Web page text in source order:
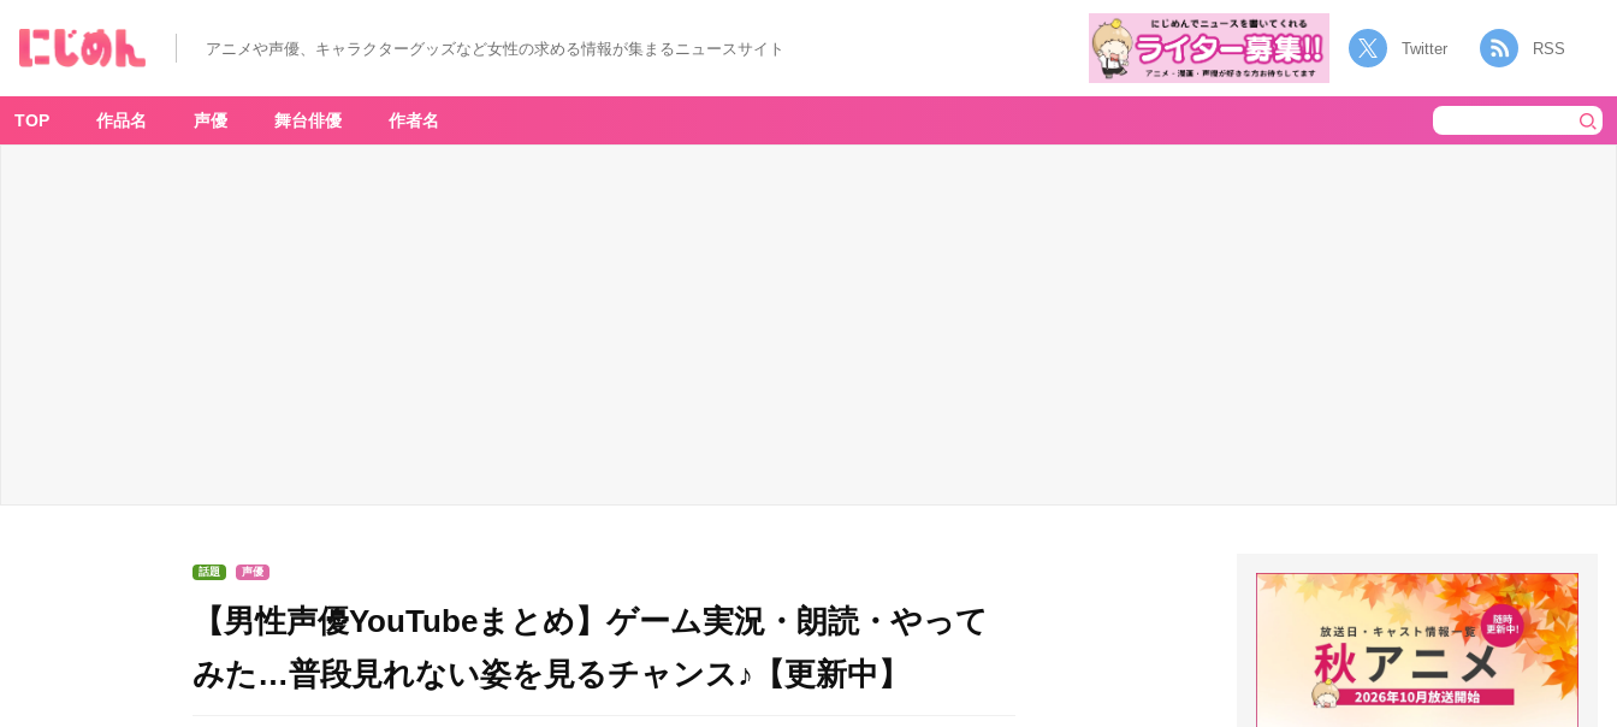
アニメや声優、キャラクターグッズなど女性の求める情報が集まるニュースサイト Twitter RSS
TOP 作品名 声優 舞台俳優 作者名
話題 声優
【男性声優YouTubeまとめ】ゲーム実況・朗読・やって
みた…普段見れない姿を見るチャンス♪【更新中】